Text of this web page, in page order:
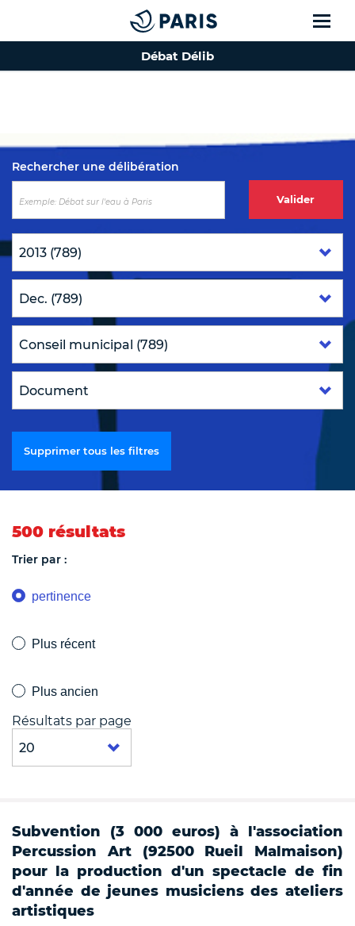
Top of the page
Débat Délib
Rechercher une délibération
Valider
Supprimer tous les filtres
500 résultats
Trier par :
pertinence
Plus récent
Plus ancien
Résultats par page
Subvention (3 000 euros) à l'association
Percussion Art (92500 Rueil Malmaison)
pour la production d'un spectacle de fin
d'année de jeunes musiciens des ateliers
artistiques